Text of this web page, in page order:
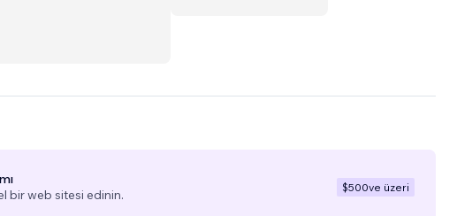
bir web sitesi edinin.
$500ve üzeri